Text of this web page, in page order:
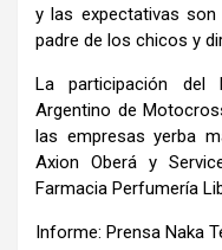
y las expectativas son
padre de los chicos y
La participación del
Argentino de
las empresas yerba
Axion Oberá y
Farmacia Perfumería
Informe: Prensa Naka